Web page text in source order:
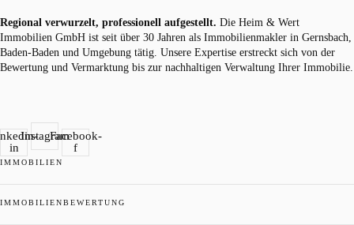
Regional verwurzelt, professionell aufgestellt. Die Heim & Wert
Immobilien GmbH ist seit über 30 Jahren als Immobilienmakler in Gernsbach,
Baden-Baden und Umgebung tätig. Unsere Expertise erstreckt sich von der
Bewertung und Vermarktung bis zur nachhaltigen Verwaltung Ihrer Immobilie.
in
InstagramFacebook-
f
IMMOBILIEN
IMMOBILIENBEWERTUNG